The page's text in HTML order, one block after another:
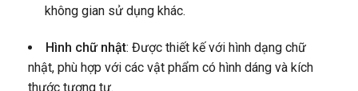
không gian sử dụng khác.
Hình chữ nhật: Được thiết kế với hình dạng chữ
nhật, phù hợp với các vật phẩm có hình dáng và kích
thước tương tự.